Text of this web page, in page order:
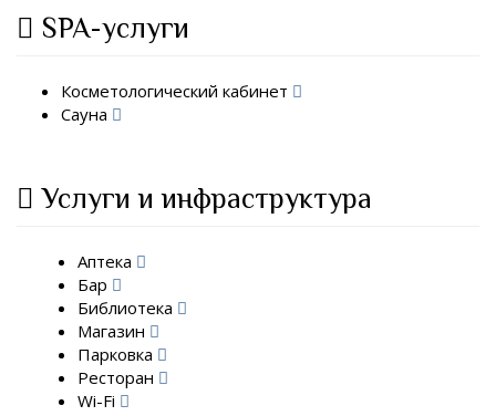
SPA-услуги
Косметологический кабинет
Сауна
Услуги и инфраструктура
Аптека
Бар
Библиотека
Магазин
Парковка
Ресторан
Wi-Fi